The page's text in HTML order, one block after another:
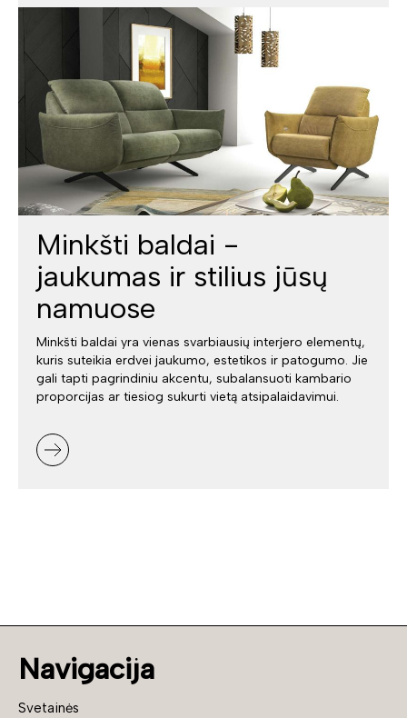
Minkšti baldai -
jaukumas ir stilius jūsų
namuose
Minkšti baldai yra vienas svarbiausių interjero elementų,
kuris suteikia erdvei jaukumo, estetikos ir patogumo. Jie
gali tapti pagrindiniu akcentu, subalansuoti kambario
proporcijas ar tiesiog sukurti vietą atsipalaidavimui.
Navigacija
Svetainės